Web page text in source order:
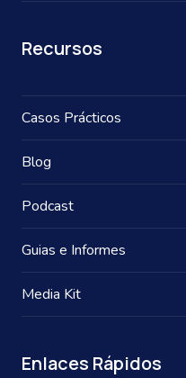
Recursos
Casos Prácticos
Blog
Podcast
Guias e Informes
Media Kit
Enlaces Rápidos